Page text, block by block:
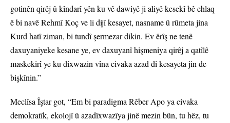
gotinên qirêj û kîndarî yên ku vê dawiyê ji aliyê kesekî bê ehlaq
ê bi navê Rehmî Koç ve li dijî kesayet, nasname û rûmeta jina
Kurd hatî ziman, bi tundî şermezar dikin. Ev êrîş ne tenê
daxuyaniyeke kesane ye, ev daxuyanî hişmeniya qirêj a qatîlê
maskekirî ye ku dixwazin vîna civaka azad di kesayeta jin de
bişkînin.”
Meclîsa Îştar got, “Em bi paradigma Rêber Apo ya civaka
demokratîk, ekolojî û azadîxwazîya jinê mezin bûn, tu hêz, tu